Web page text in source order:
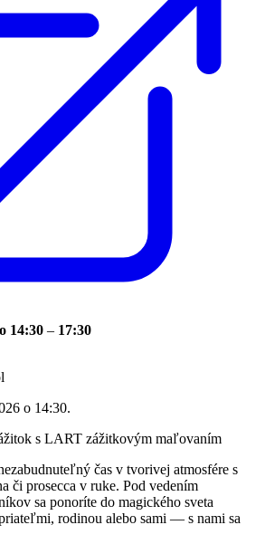
14:30 – 17:30
o 14:30.
s LART zážitkovým maľovaním
čas v tvorivej atmosfére s
či prosecca v ruke. Pod vedením
sa ponoríte do magického sveta
rodinou alebo sami — s nami sa